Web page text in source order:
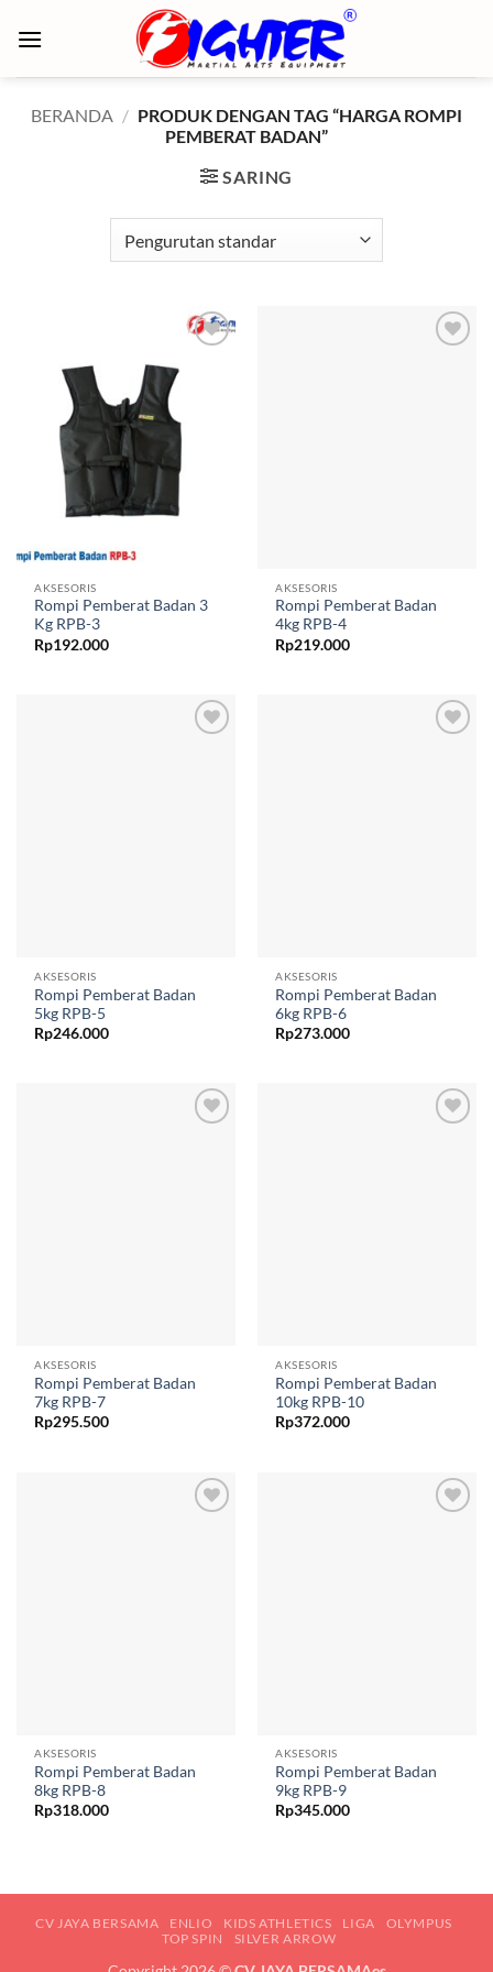
BERANDA / PRODUK DENGAN TAG “HARGA ROMPI
PEMBERAT BADAN”
SARING
AKSESORIS
Rompi Pemberat Badan 3
Kg RPB-3
Rp192.000
AKSESORIS
Rompi Pemberat Badan
4kg RPB-4
Rp219.000
AKSESORIS
Rompi Pemberat Badan
5kg RPB-5
Rp246.000
AKSESORIS
Rompi Pemberat Badan
6kg RPB-6
Rp273.000
AKSESORIS
Rompi Pemberat Badan
7kg RPB-7
Rp295.500
AKSESORIS
Rompi Pemberat Badan
10kg RPB-10
Rp372.000
AKSESORIS
Rompi Pemberat Badan
8kg RPB-8
Rp318.000
AKSESORIS
Rompi Pemberat Badan
9kg RPB-9
Rp345.000
CV JAYA BERSAMA ENLIO KIDS ATHLETICS LIGA
OLYMPUS
TOP SPIN
SILVER ARROW